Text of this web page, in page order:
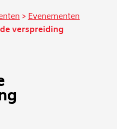
>Evenementen
verspreiding